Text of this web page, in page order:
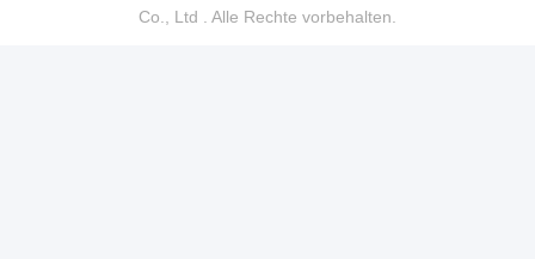
Co., Ltd . Alle Rechte vorbehalten.